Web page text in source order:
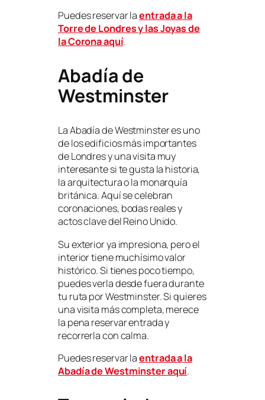
Puedes reservar laentrada a la
Torre de Londres y las Joyas de
la Corona aquí.
Abadía de
Westminster
La Abadía de Westminster es uno
de los edificios más importantes
de Londres y una visita muy
interesante si te gusta la historia,
la arquitectura o la monarquía
británica. Aquí se celebran
coronaciones, bodas reales y
actos clave del Reino Unido.
Su exterior ya impresiona, pero el
interior tiene muchísimo valor
histórico. Si tienes poco tiempo,
puedes verla desde fuera durante
tu ruta por Westminster. Si quieres
una visita más completa, merece
la pena reservar entrada y
recorrerla con calma.
Puedes reservar laentrada a la
Abadía de Westminster aquí.